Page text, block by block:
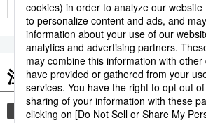
注目のキーワード
共同通信ニュース 時事通信ニュース